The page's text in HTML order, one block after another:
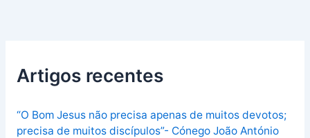
Artigos recentes
“O Bom Jesus não precisa apenas de muitos devotos;
precisa de muitos discípulos”- Cónego João António